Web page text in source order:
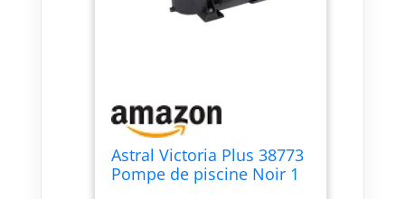
Astral Victoria Plus 38773
Pompe de piscine Noir 1